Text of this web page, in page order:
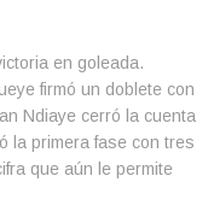
en goleada.
firmó un doblete con
Ndiaye cerró la cuenta
la primera fase con tres
que aún le permite